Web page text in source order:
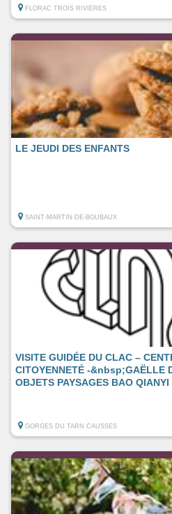
FLORAC TROIS RIVIERES
LE JEUDI DES ENFANTS
SAINT-MARTIN-DE-BOUBAUX
VISITE GUIDÉE DU CLAC –
CITOYENNETÉ -&nbsp;GAËLLE
OBJETS PAYSAGES BAO
GORGES DU TARN CAUSSES